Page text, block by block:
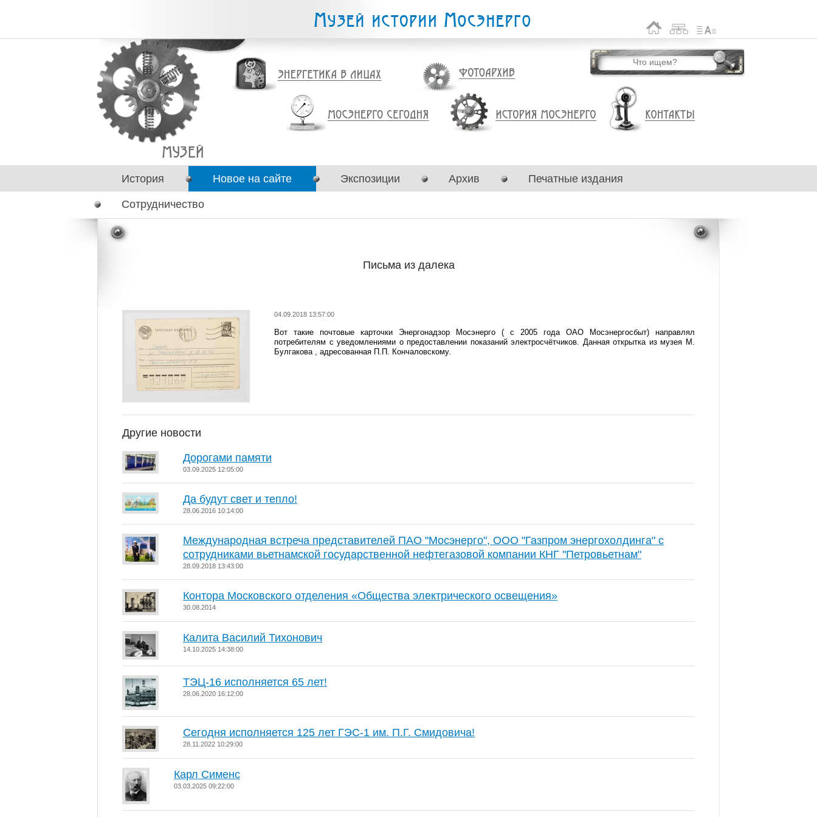
История Новое на сайте Экспозиции Архив Печатные издания
Сотрудничество
Письма из далека
04.09.2018 13:57:00
Вот такие почтовые карточки Энергонадзор Мосэнерго ( с 2005 года ОАО Мосэнергосбыт) направлял
потребителям с уведомлениями о предоставлении показаний электросчётчиков. Данная открытка из музея М.
Булгакова , адресованная П.П. Кончаловскому.
Другие новости
Дорогами памяти
03.09.2025 12:05:00
Да будут свет и тепло!
28.06.2016 10:14:00
Международная встреча представителей ПАО "Мосэнерго", ООО "Газпром энергохолдинга" с
сотрудниками вьетнамской государственной нефтегазовой компании КНГ "Петровьетнам"
28.09.2018 13:43:00
Контора Московского отделения «Общества электрического освещения»
30.08.2014
Калита Василий Тихонович
14.10.2025 14:38:00
ТЭЦ-16 исполняется 65 лет!
28.06.2020 16:12:00
Сегодня исполняется 125 лет ГЭС-1 им. П.Г. Смидовича!
28.11.2022 10:29:00
Карл Сименс
03.03.2025 09:22:00